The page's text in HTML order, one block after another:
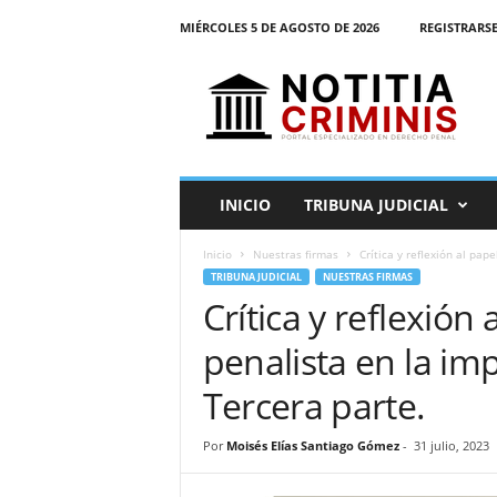
MIÉRCOLES 5 DE AGOSTO DE 2026
o
INICIO TRIBUNA JUDICIAL
Inicio Nuestras firmas Crítica y reflexión al
TRIBUNA JUDICIAL NUESTRAS FIRMAS
Crítica y reflexión
penalista en la
Tercera parte.
Por Moisés Elías Santiago Gómez- 31 julio, 2023